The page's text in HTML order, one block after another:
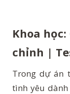
Khoa
chỉnh |
Trong dự án
tình yêu